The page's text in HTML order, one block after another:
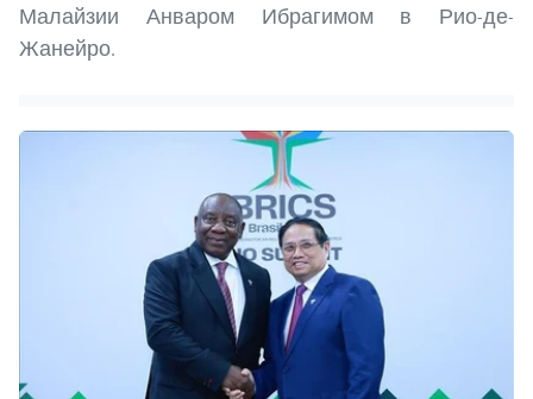
Малайзии Анваром Ибрагимом в Рио-де-
Жанейро.